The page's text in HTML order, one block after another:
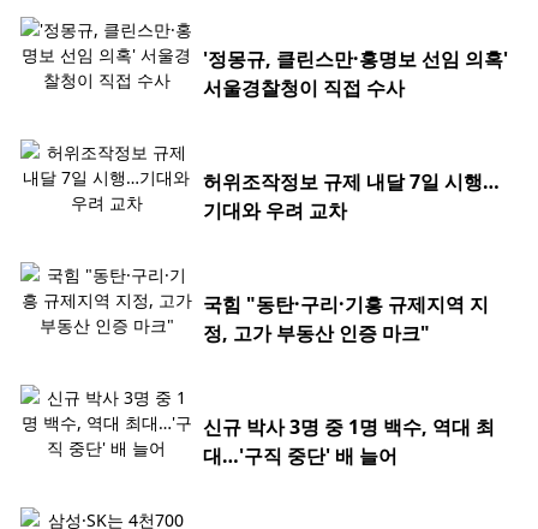
'정몽규, 클린스만·홍명보 선임 의혹'
서울경찰청이 직접 수사
허위조작정보 규제 내달 7일 시행…
기대와 우려 교차
국힘 "동탄·구리·기흥 규제지역 지
정, 고가 부동산 인증 마크"
신규 박사 3명 중 1명 백수, 역대 최
대…'구직 중단' 배 늘어